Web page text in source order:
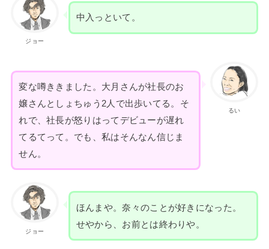
ジョー
中入っといて。
るい
変な噂ききました。大月さんが社長のお
嬢さんとしょちゅう2人で出歩いてる。そ
れで、社長が怒りはってデビューが遅れ
てるてって。でも、私はそんなん信じま
せん。
ジョー
ほんまや。奈々のことが好きになった。
せやから、お前とは終わりや。